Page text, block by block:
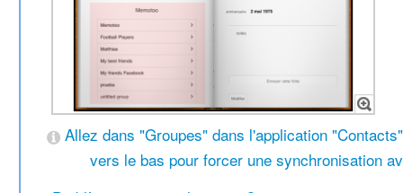
Allez dans "Groupes" dans l'application
vers le bas pour forcer une synchronisation